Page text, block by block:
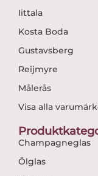
Iittala
Kosta Boda
Gustavsberg
Reijmyre
Målerås
Visa alla
Champagneglas
Ölglas